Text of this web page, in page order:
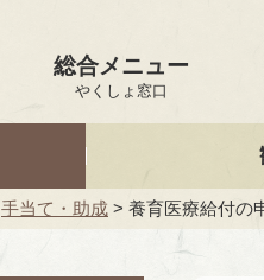
総合メニュー
やくしょ窓口
手当て・助成 > 養育医療給付の